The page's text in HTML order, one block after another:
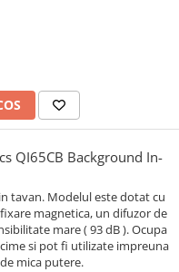
QI65CB Background In-
tavan. Modelul este dotat cu
magnetica, un difuzor de
mare ( 93 dB ). Ocupa
si pot fi utilizate impreuna
mica putere.